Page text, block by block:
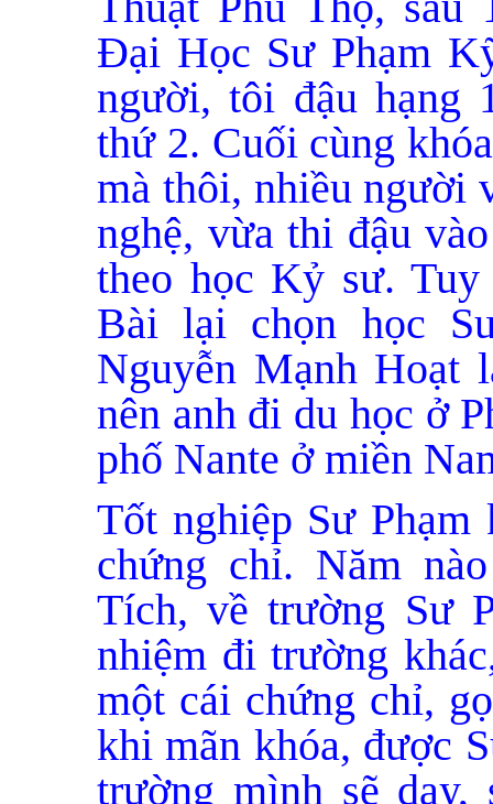
Đại Học Sư Phạm
người, tôi đậu hạng
thứ 2. Cuối cùng
mà thôi, nhiều người
nghệ, vừa thi đậu
theo học Kỷ sư.
Bài lại chọn học
Nguyễn Mạnh Hoạt
nên anh đi du học ở
phố Nante ở miền
Tốt nghiệp Sư Phạm
chứng chỉ. Năm
Tích, về trường Sư
nhiệm đi trường
một cái chứng chỉ,
khi mãn khóa, được
trường mình sẽ dạy,